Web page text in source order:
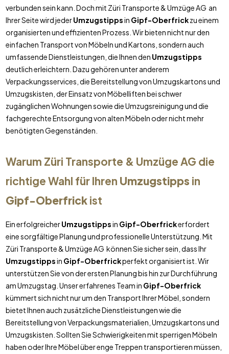
verbunden sein kann. Doch mit Züri Transporte & Umzüge AG an
Ihrer Seite wird jederUmzugstippsin Gipf-Oberfrickzu einem
organisierten und effizienten Prozess. Wir bieten nicht nur den
einfachen Transport von Möbeln und Kartons, sondern auch
umfassende Dienstleistungen, die Ihnen den Umzugstipps
deutlich erleichtern. Dazu gehören unter anderem
Verpackungsservices, die Bereitstellung von Umzugskartons und
Umzugskisten, der Einsatz von Möbelliften bei schwer
zugänglichen Wohnungen sowie die Umzugsreinigung und die
fachgerechte Entsorgung von alten Möbeln oder nicht mehr
benötigten Gegenständen.
Warum Züri Transporte & Umzüge AG die
richtige Wahl für Ihren Umzugstipps in
Gipf-Oberfrickist
Ein erfolgreicherUmzugstippsin Gipf-Oberfrickerfordert
eine sorgfältige Planung und professionelle Unterstützung. Mit
Züri Transporte & Umzüge AG können Sie sicher sein, dass Ihr
Umzugstippsin Gipf-Oberfrickperfekt organisiert ist. Wir
unterstützen Sie von der ersten Planung bis hin zur Durchführung
am Umzugstag. Unser erfahrenes Team in Gipf-Oberfrick
kümmert sich nicht nur um den Transport Ihrer Möbel, sondern
bietet Ihnen auch zusätzliche Dienstleistungen wie die
Bereitstellung von Verpackungsmaterialien, Umzugskartons und
Umzugskisten. Sollten Sie Schwierigkeiten mit sperrigen Möbeln
haben oder Ihre Möbel über enge Treppen transportieren müssen,